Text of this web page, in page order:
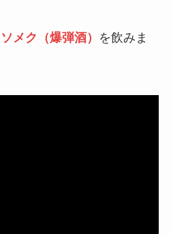
ソメク（爆弾酒）
を飲みま